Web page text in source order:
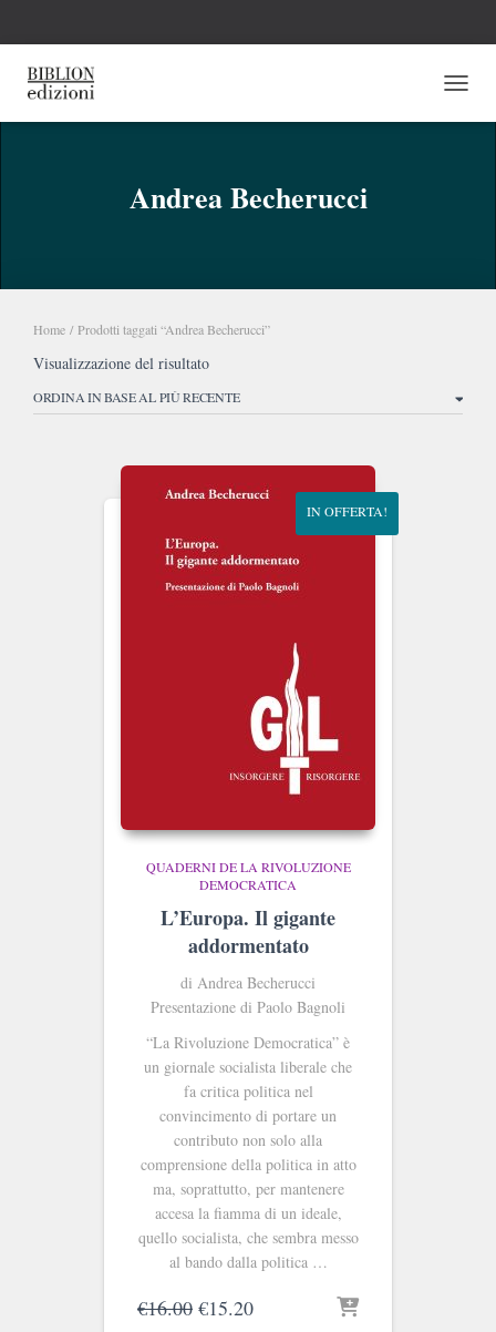
Andrea Becherucci
Home / Prodotti taggati “Andrea Becherucci”
Visualizzazione del risultato
IN OFFERTA!
QUADERNI DE LA RIVOLUZIONE
DEMOCRATICA
L’Europa. Il gigante
addormentato
di Andrea Becherucci
Presentazione di Paolo Bagnoli
“La Rivoluzione Democratica” è
un giornale socialista liberale che
fa critica politica nel
convincimento di portare un
contributo non solo alla
comprensione della politica in atto
ma, soprattutto, per mantenere
accesa la fiamma di un ideale,
quello socialista, che sembra messo
al bando dalla politica …
€16.00 Il
€15.20Il